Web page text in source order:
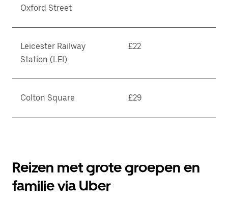
Oxford Street
Leicester Railway
Station (LEI)
£22
Colton Square £29
Reizen met grote groepen en
familie via Uber